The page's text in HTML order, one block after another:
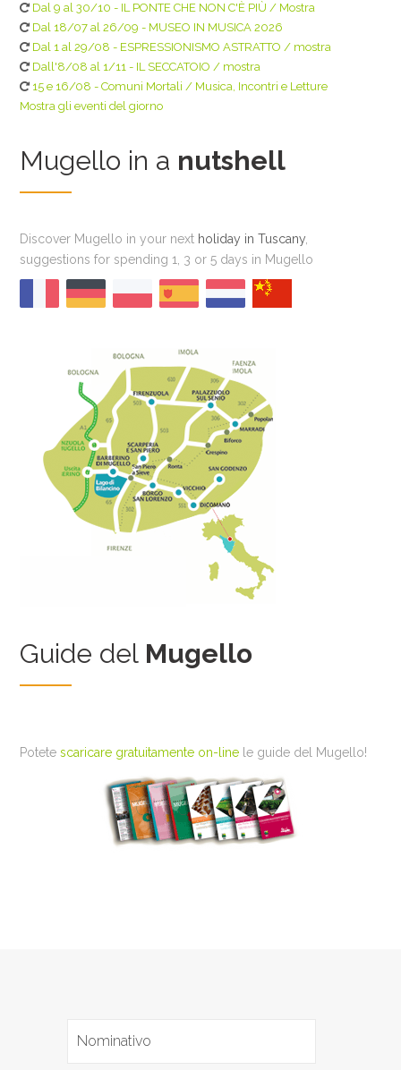
Dal 9 al 30/10 - IL PONTE CHE NON C'È PIÙ / Mostra
Dal 18/07 al 26/09 - MUSEO IN MUSICA 2026
Dal 1 al 29/08 - ESPRESSIONISMO ASTRATTO / mostra
Dall'8/08 al 1/11 - IL SECCATOIO / mostra
15 e 16/08 - Comuni Mortali / Musica, Incontri e Letture
Mostra gli eventi del giorno
Mugello in a nutshell
Discover Mugello in your next holiday in Tuscany
suggestions for spending 1, 3 or 5 days in Mugello
Guide del Mugello
Potetescaricare gratuitamente on-line le guide del Mugello!